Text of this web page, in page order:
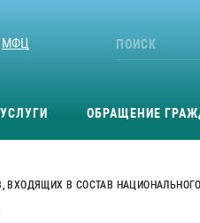
МФЦ
ОБРАЩЕНИЕ
ВХОДЯЩИХ В СОСТАВ